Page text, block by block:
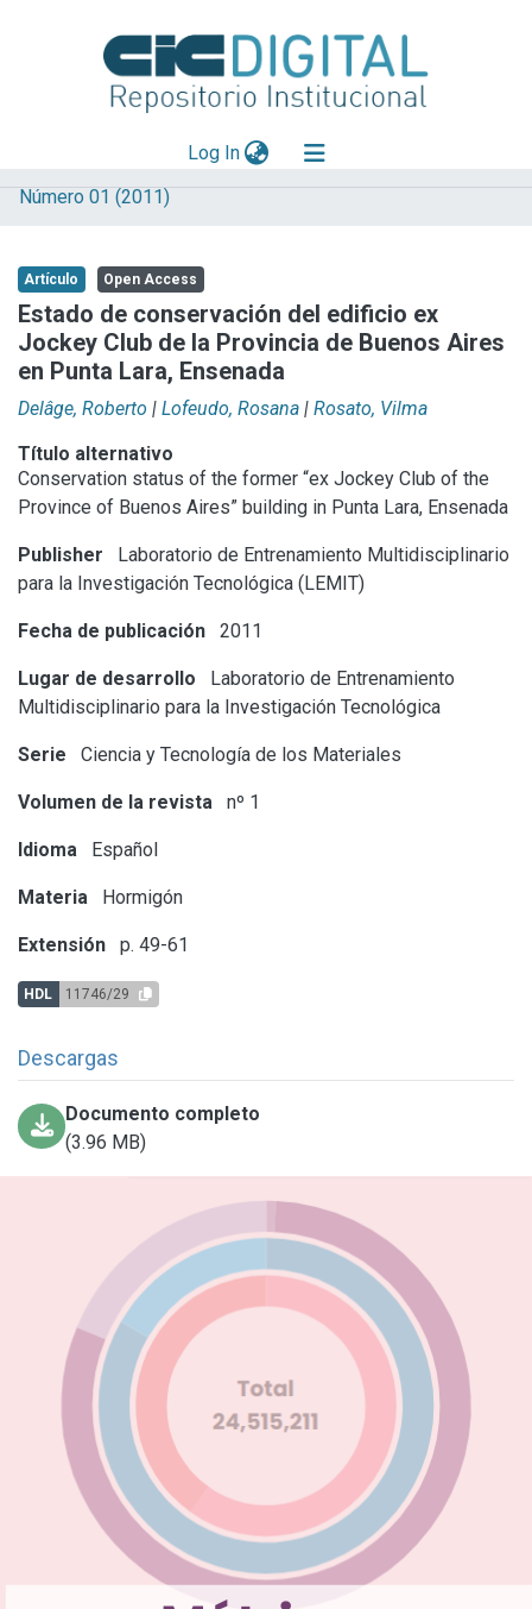
Log In(current)
Explorar
Aportar material
Statistics
Número 01 (2011)
Artículo Open Access
Estado de conservación del edificio ex
Jockey Club de la Provincia de Buenos Aires
en Punta Lara, Ensenada
Delâge, Roberto | Lofeudo, Rosana | Rosato, Vilma
Título alternativo
Conservation status of the former “ex Jockey Club of the
Province of Buenos Aires” building in Punta Lara, Ensenada
Publisher
Laboratorio de Entrenamiento Multidisciplinario
para la Investigación Tecnológica (LEMIT)
Fecha de publicación 2011
Lugar de desarrollo
Laboratorio de Entrenamiento
Multidisciplinario para la Investigación Tecnológica
Serie Ciencia y Tecnología de los Materiales
Volumen de la revista nº 1
Idioma Español
Materia Hormigón
Extensión p. 49-61
HDL 11746/29
Descargas
Documento completo
(3.96 MB)